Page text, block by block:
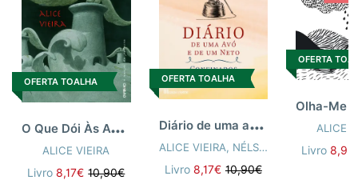
OFERTA TOALHA
O
Que Dói Às Aves
ALICE VIEIRA
Livro 8,17€ 10,90€
OFERTA TOALHA
D
iário de uma avó e de um neto em casa
ALICE VIEIRA, NÉLSON MATEUS
Livro 8,17€ 10,90€
OFERTA
ALICE
Livro